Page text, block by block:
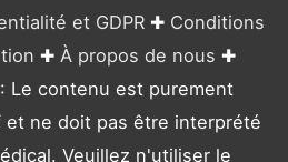
et GDPR ✚ Conditions
✚ À propos de nous ✚
Le contenu est purement
ne doit pas être interprété
Veuillez n'utiliser le